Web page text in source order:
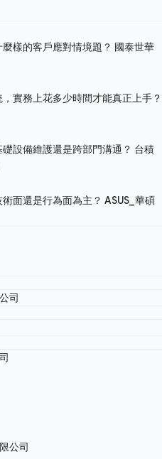
樣的客戶應對情境題？ 國泰世華
實務上花多少時間才能真正上手？
設備維護還是跨部門溝通？ 台積
面還是行為面為主？ ASUS_華碩
司
公司